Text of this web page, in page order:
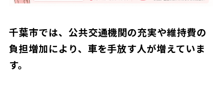
千葉市では、公共交通機関の充実や維持費の
負担増加により、車を手放す人が増えていま
す。